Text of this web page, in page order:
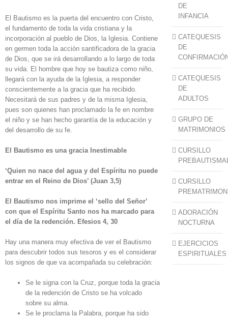
El Bautismo es la puerta del encuentro con Cristo,
el fundamento de toda la vida cristiana y la
incorporación al pueblo de Dios, la Iglesia. Contiene
en germen toda la acción santificadora de la gracia
de Dios, que se irá desarrollando a lo largo de toda
su vida. El hombre que hoy se bautiza como niño,
llegará con la ayuda de la Iglesia, a responder
conscientemente a la gracia que ha recibido.
Necesitará de sus padres y de la misma Iglesia,
pues son quienes han proclamado la fe en nombre
el niño y se han hecho garantía de la educación y
del desarrollo de su fe.
El Bautismo es una gracia Inestimable
‘Quien no nace del agua y del Espíritu no puede
entrar en el Reino de Dios’ (Juan 3,5)
El Bautismo nos imprime el ‘sello del Señor’
con que el Espíritu Santo nos ha marcado para
el día de la redención. Efesios 4, 30
Hay una manera muy efectiva de ver el Bautismo
para descubrir todos sus tesoros y es el considerar
los signos de que va acompañada su celebración:
Se le signa con la Cruz, porque toda la gracia
de la redención de Cristo se ha volcado
sobre su alma.
Se le proclama la Palabra, porque ha sido
DE
INFANCIA
CATEQUESIS
DE
CATEQUESIS
DE
ADULTOS
GRUPO DE
MATRIMONIOS
CURSILLO
CURSILLO
ADORACIÓN
NOCTURNA
EJERCICIOS
ESPIRITUALES